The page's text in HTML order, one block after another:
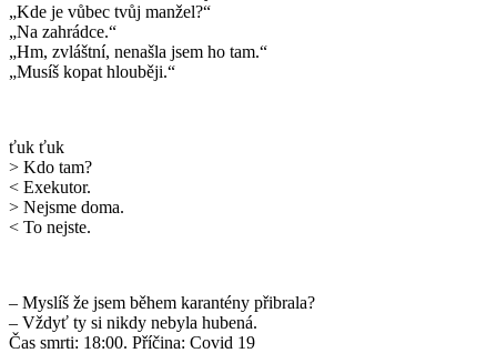
„Kde je vůbec tvůj manžel?“
„Na zahrádce.“
„Hm, zvláštní, nenašla jsem ho tam.“
„Musíš kopat hlouběji.“
ťuk ťuk
> Kdo tam?
< Exekutor.
> Nejsme doma.
< To nejste.
– Myslíš že jsem během karantény přibrala?
– Vždyť ty si nikdy nebyla hubená.
Čas smrti: 18:00. Příčina: Covid 19